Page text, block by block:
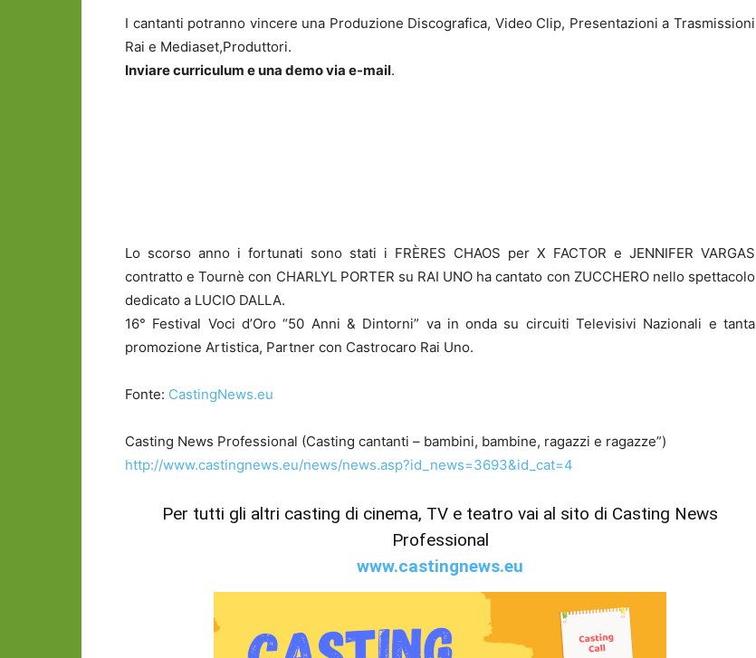
I cantanti potranno vincere una Produzione Discografica, Video Clip, Presentazioni a Trasmissioni
Rai e Mediaset,Produttori.
Inviare curriculum e una demo via e-mail.
Lo scorso anno i fortunati sono stati i FRÈRES CHAOS per X FACTOR e JENNIFER VARGAS
contratto e Tournè con CHARLYL PORTER su RAI UNO ha cantato con ZUCCHERO nello spettacolo
dedicato a LUCIO DALLA.
16° Festival Voci d’Oro “50 Anni & Dintorni” va in onda su circuiti Televisivi Nazionali e tanta
promozione Artistica, Partner con Castrocaro Rai Uno.
Fonte: CastingNews.eu
Casting News Professional (Casting cantanti – bambini, bambine, ragazzi e ragazze”)
http://www.castingnews.eu/news/news.asp?id_news=3693&id_cat=4
Per tutti gli altri casting di cinema, TV e teatro vai al sito di Casting News
Professional
www.castingnews.eu